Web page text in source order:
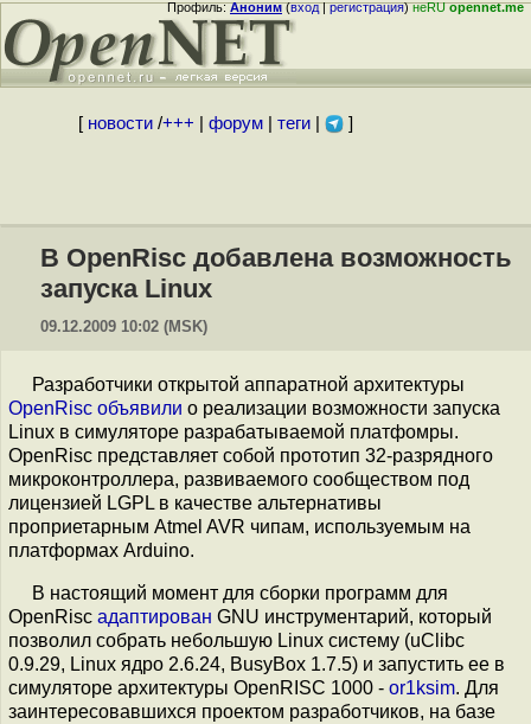
Профиль:Аноним(вход|регистрация)неRUopennet.me
[ новости/+++ форум| теги| ]
В OpenRisc добавлена возможность
запуска Linux
09.12.2009 10:02 (MSK)
Разработчики открытой аппаратной архитектуры
OpenRisc объявили о реализации возможности запуска
Linux в симуляторе разрабатываемой платфомры.
OpenRisc представляет собой прототип 32-разрядного
микроконтроллера, развиваемого сообществом под
лицензией LGPL в качестве альтернативы
проприетарным Atmel AVR чипам, используемым на
платформах Arduino.
В настоящий момент для сборки программ для
OpenRisc адаптирован GNU инструментарий, который
позволил собрать небольшую Linux систему (uClibc
0.9.29, Linux ядро 2.6.24, BusyBox 1.7.5) и запустить ее в
симуляторе архитектуры OpenRISC 1000 - or1ksim. Для
заинтересовавшихся проектом разработчиков, на базе